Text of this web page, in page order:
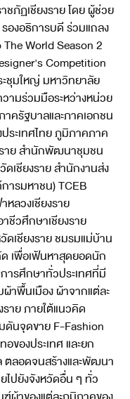
ภัฏเชียงราย โดย ผู้ช่วย
องอธิการบดี ร่วมแถลง
World Season 2
Competition
ชุมใหญ่ มหาวิทยาลัย
ามร่วมมือระหว่างหน่วย
ครัฐบาลและภาคเอกชน
ระเทศไทย ภูมิภาคภาค
าย สำนักพัฒนาชุมชน
เชียงราย สำนักงานส่ง
ารมหาชน) TCEB
ลวงเชียงราย
ชีวศึกษาเชียงราย
เชียงราย ชมรมแม่บ้าน
เพื่อเฟ้นหาสุดยอดนัก
รศึกษาทั่วประเทศที่มี
าพื้นเมือง ผ้าจากแต่ละ
าย ภายใต้แนวคิด
ดันจุดขาย F-Fashion
ของประเทศ และยก
ตลอดจนสร้างและพัฒนา
ไปยังจังหวัดอื่น ๆ ทั่ว